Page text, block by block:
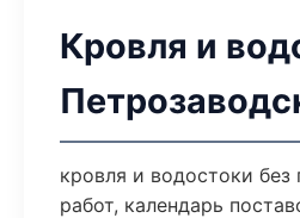
Кровля и
кровля и водостоки без
работ, календарь